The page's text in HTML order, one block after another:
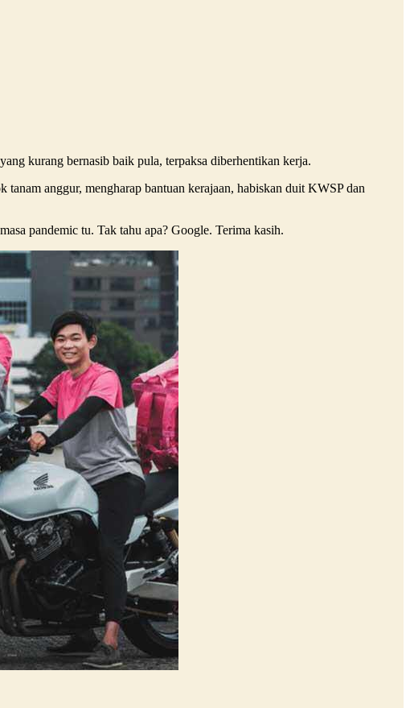
kurang bernasib baik pula, terpaksa diberhentikan kerja.
anggur, mengharap bantuan kerajaan, habiskan duit KWSP dan
pandemic tu. Tak tahu apa? Google. Terima kasih.